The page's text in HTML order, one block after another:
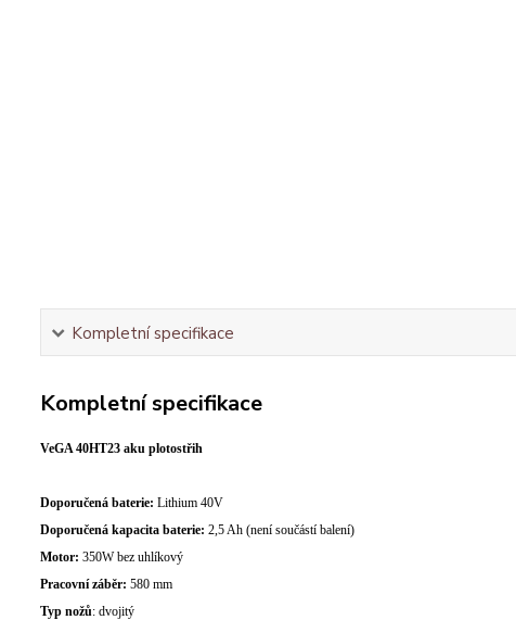
Kompletní specifikace
Kompletní specifikace
VeGA 40HT23 aku plotostřih
Doporučená baterie: Lithium 40V
Doporučená kapacita baterie: 2,5 Ah (není součástí balení)
Motor: 350W bez uhlíkový
Pracovní záběr: 580 mm
Typ nožů: dvojitý